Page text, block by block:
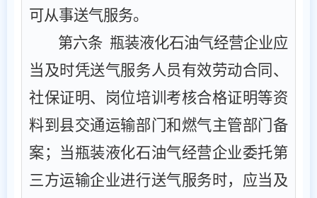
可从事送气服务。
第六条 瓶装液化石油气经营企业应
当及时凭送气服务人员有效劳动合同、
社保证明、岗位培训考核合格证明等资
料到县交通运输部门和燃气主管部门备
案；
当瓶装液化石油气经营企业委托第
三方运输企业进行送气服务时，应当及